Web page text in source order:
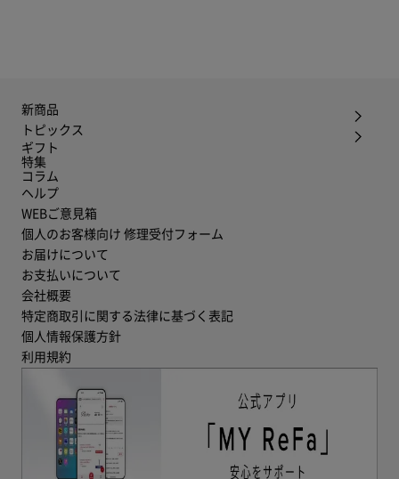
新商品
トピックス
ギフト
特集
コラム
ヘルプ
WEBご意見箱
個人のお客様向け 修理受付フォーム
お届けについて
お支払いについて
会社概要
特定商取引に関する法律に基づく表記
個人情報保護方針
利用規約